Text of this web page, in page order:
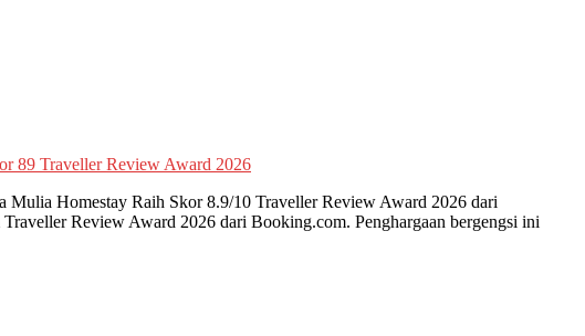
Homestay Raih Skor 8.9/10 Traveller Review Award 2026 dari
Review Award 2026 dari Booking.com. Penghargaan bergengsi ini